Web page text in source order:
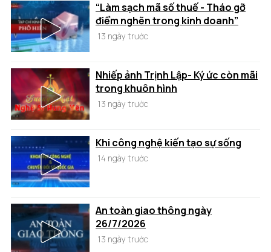
“Làm sạch mã số thuế - Tháo gỡ
điểm nghẽn trong kinh doanh”
13 ngày trước
Nhiếp ảnh Trịnh Lập- Ký ức còn mãi
trong khuôn hình
13 ngày trước
Khi công nghệ kiến tạo sự sống
14 ngày trước
An toàn giao thông ngày
26/7/2026
13 ngày trước